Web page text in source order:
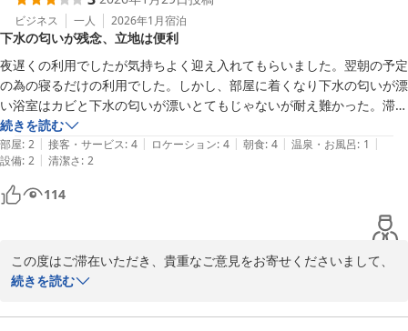
ます。またのご来館を心よりお待ちしております。
HOTEL AZ フロント
2025-09-10
ビジネス 一人 2026年1月宿泊
下水の匂いが残念、立地は便利
夜遅くの利用でしたが気持ちよく迎え入れてもらいました。翌朝の予定
の為の寝るだけの利用でした。しかし、部屋に着くなり下水の匂いが漂
い浴室はカビと下水の匂いが漂いとてもじゃないが耐え難かった。滞在
中匂いは消えませんでした。もう少し対応なり、対策をよろしくお願い
します。また設備面も仕方ないですが、古くなってきてます。チェーン
店は宿泊費が大体一律が多いですが、古いホテルや新しく出来たホテル
が値段が同じてのは疑問に感じます。設備等値段に合わせたランク付け
の値段設定があれば多少不具合があっても妥協出
来るのかな？と思います。朝食無料や周りにコンビニ　飲食店等もあり
続きを読む
部屋: 2 | 接客・サービス: 4 | ロケーション: 4 | 朝食: 4 | 温泉・お風呂: 1 |
設備: 2 | 清潔さ: 2
114
この度はご滞在いただき、貴重なご意見をお寄せくださいまして、
ありがとうございます。遅い時間のチェックインにも関わらず、温
ぐ下水の匂いがし、浴室もカビと匂いがある状態で大変ご不快な思
続きを読む